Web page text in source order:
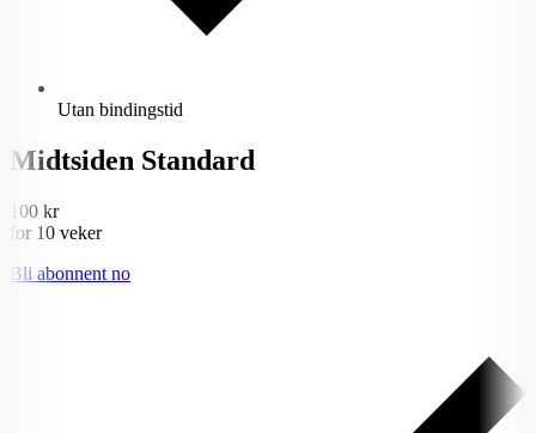
Utan bindingstid
Midtsiden Standard
100 kr
for 10 veker
Bli abonnent no